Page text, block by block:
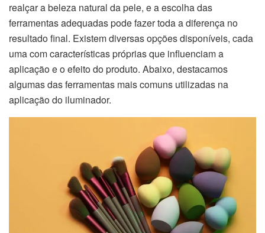
realçar a beleza natural da pele, e a escolha das
ferramentas adequadas pode fazer toda a diferença no
resultado final. Existem diversas opções disponíveis, cada
uma com características próprias que influenciam a
aplicação e o efeito do produto. Abaixo, destacamos
algumas das ferramentas mais comuns utilizadas na
aplicação do iluminador.